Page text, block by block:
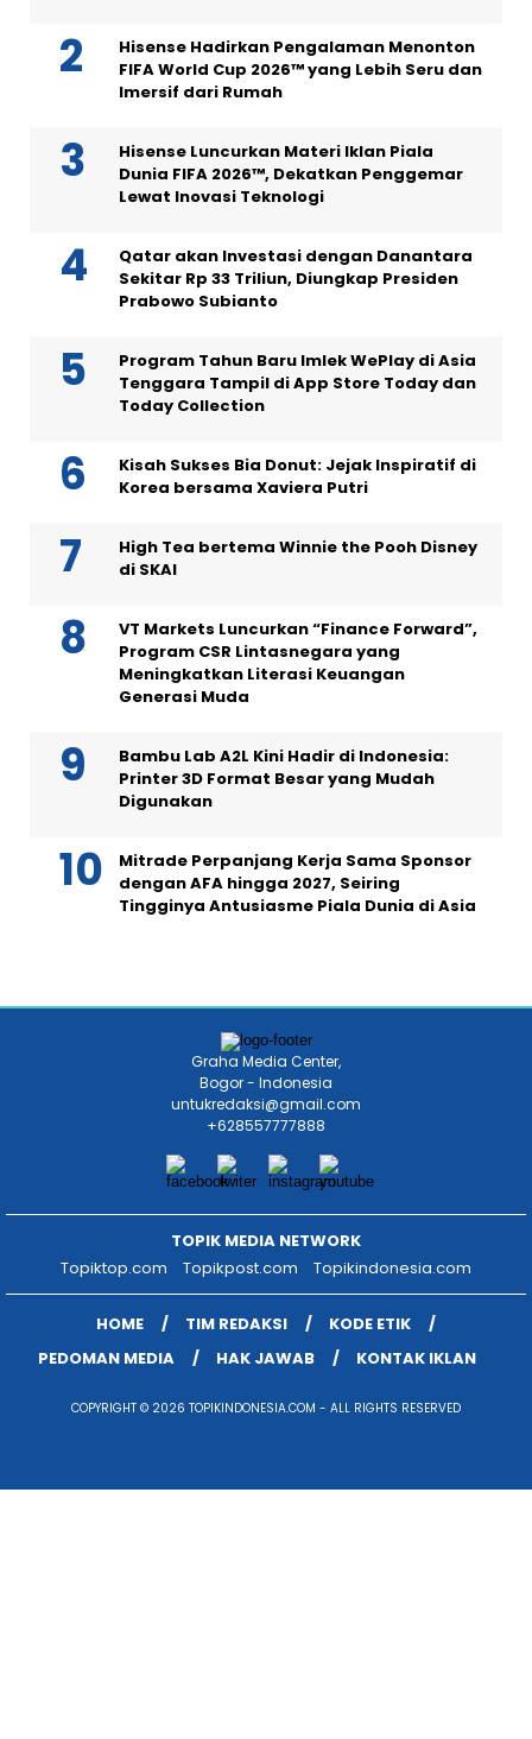
Hisense Hadirkan Pengalaman Menonton
FIFA World Cup 2026™ yang Lebih Seru dan
Imersif dari Rumah
Hisense Luncurkan Materi Iklan Piala
Dunia FIFA 2026™, Dekatkan Penggemar
Lewat Inovasi Teknologi
Qatar akan Investasi dengan Danantara
Sekitar Rp 33 Triliun, Diungkap Presiden
Prabowo Subianto
Program Tahun Baru Imlek WePlay di Asia
Tenggara Tampil di App Store Today dan
Today Collection
Kisah Sukses Bia Donut: Jejak Inspiratif di
Korea bersama Xaviera Putri
High Tea bertema Winnie the Pooh Disney
di SKAI
VT Markets Luncurkan “Finance Forward”,
Program CSR Lintasnegara yang
Meningkatkan Literasi Keuangan
Generasi Muda
Bambu Lab A2L Kini Hadir di Indonesia:
Printer 3D Format Besar yang Mudah
Digunakan
Mitrade Perpanjang Kerja Sama Sponsor
dengan AFA hingga 2027, Seiring
Tingginya Antusiasme Piala Dunia di Asia
Graha Media Center,
Bogor - Indonesia
untukredaksi@gmail.com
+628557777888
TOPIK MEDIA NETWORK
Topiktop.com
Topikpost.com Topikindonesia.com
HOME TIM REDAKSI
KODE ETIK
PEDOMAN MEDIA
HAK JAWAB KONTAK IKLAN
COPYRIGHT © 2026 TOPIKINDONESIA.COM - ALL RIGHTS RESERVED